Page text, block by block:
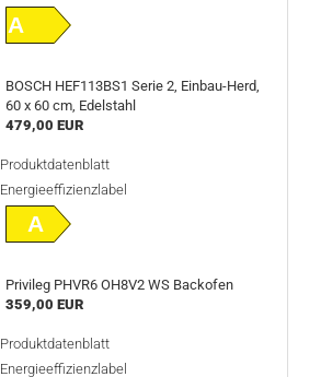
A
BOSCH HEF113BS1 Serie 2, Einbau-Herd,
60 x 60 cm, Edelstahl
479,00 EUR
Produktdatenblatt
Energieeffizienzlabel
A
Privileg PHVR6 OH8V2 WS Backofen
359,00 EUR
Produktdatenblatt
Energieeffizienzlabel